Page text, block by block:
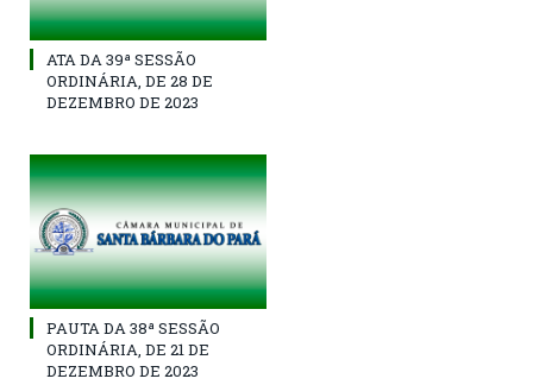
ATA DA 39ª SESSÃO
ORDINÁRIA, DE 28 DE
DEZEMBRO DE 2023
PAUTA DA 38ª SESSÃO
ORDINÁRIA, DE 21 DE
DEZEMBRO DE 2023